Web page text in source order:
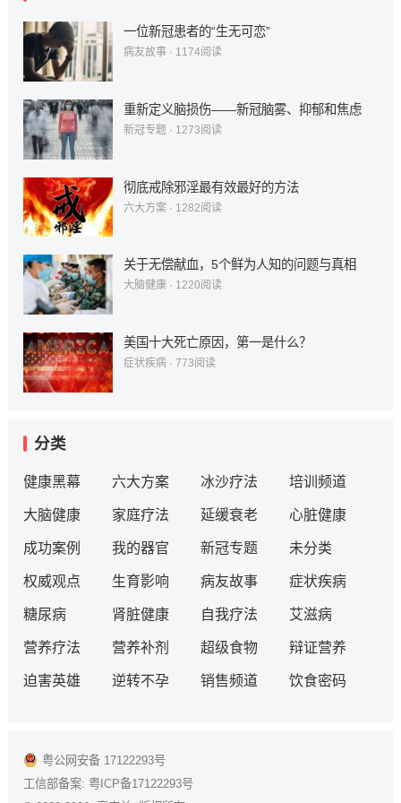
一位新冠患者的“生无可恋”
病友故事· 1174阅读
重新定义脑损伤——新冠脑雾、抑郁和焦虑
新冠专题 · 1273阅读
彻底戒除邪淫最有效最好的方法
六大方案· 1282阅读
关于无偿献血，5个鲜为人知的问题与真相
大脑健康· 1220阅读
美国十大死亡原因，第一是什么？
症状疾病· 773阅读
分类
健康黑幕 六大方案 冰沙疗法 培训频道
大脑健康 家庭疗法 延缓衰老 心脏健康
成功案例 我的器官 新冠专题 未分类
权威观点 生育影响 病友故事 症状疾病
糖尿病 肾脏健康 自我疗法 艾滋病
营养疗法 营养补剂 超级食物 辩证营养
迫害英雄 逆转不孕 销售频道 饮食密码
粤公网安备 17122293号
工信部备案: 粤ICP备17122293号